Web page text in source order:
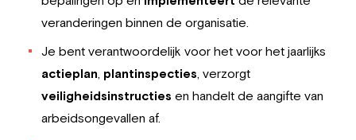
veranderingen binnen de organisatie.
Je bent verantwoordelijk voor het voor het jaarlijks
actieplan, plantinspecties, verzorgt
veiligheidsinstructies en handelt de aangifte van
arbeidsongevallen af.